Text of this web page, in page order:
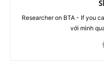
Researcher on BTA - If you
với mình